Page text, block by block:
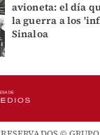
avioneta: el día
la guerra a los
Sinaloa